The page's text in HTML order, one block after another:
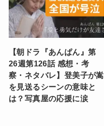
【朝ドラ『あんぱん』第
26週第126話 感想・考
察・ネタバレ】登美子が嵩
を見送るシーンの意味と
は？写真屋の応援に涙